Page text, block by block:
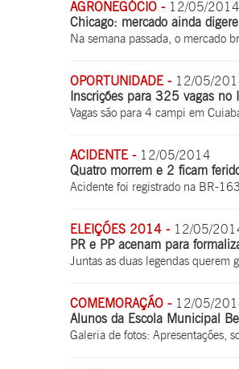
AGRONEGÓCIO - 12/05/2014
Chicago: mercado ainda
Na semana passada, o mercado
OPORTUNIDADE - 12/05/
Inscrições para 325 vagas no
Vagas são para 4 campi em
ACIDENTE - 12/05/2014
Quatro morrem e 2 ficam
Acidente foi registrado na BR-
ELEIÇÕES 2014 - 12/05/
PR e PP acenam para
Juntas as duas legendas querem
COMEMORAÇÃO - 12/05/
Alunos da Escola Municipal
Galeria de fotos: Apresentações,